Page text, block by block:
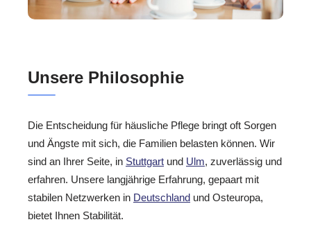
Unsere Philosophie
Die Entscheidung für häusliche Pflege bringt oft Sorgen
und Ängste mit sich, die Familien belasten können. Wir
sind an Ihrer Seite, in Stuttgart und Ulm, zuverlässig und
erfahren. Unsere langjährige Erfahrung, gepaart mit
stabilen Netzwerken in Deutschland und Osteuropa,
bietet Ihnen Stabilität.